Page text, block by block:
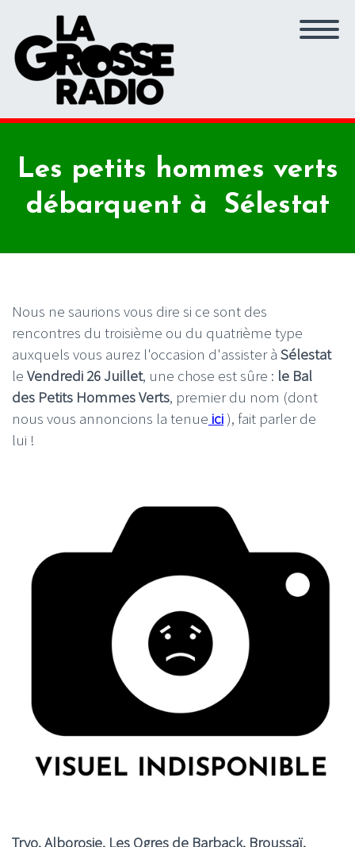
Les petits hommes verts
débarquent à Sélestat
Nous ne saurions vous dire si ce sont des
rencontres du troisième ou du quatrième type
auxquels vous aurez l'occasion d'assister à Sélestat
le Vendredi 26 Juillet, une chose est sûre : le Bal
des Petits Hommes Verts, premier du nom (dont
nous vous annoncions la tenue ici ), fait parler de
lui !
Tryo, Alborosie, Les Ogres de Barback, Broussaï,